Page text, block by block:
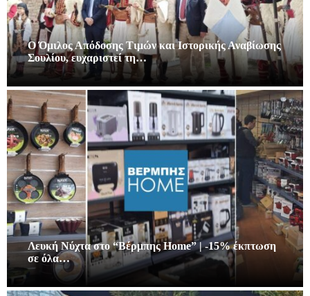
Ο Όμιλος Απόδοσης Τιμών και Ιστορικής Αναβίωσης
Σουλίου, ευχαριστεί τη…
Λευκή Νύχτα στο “Βέρμπης Home” | -15% έκπτωση
σε όλα…